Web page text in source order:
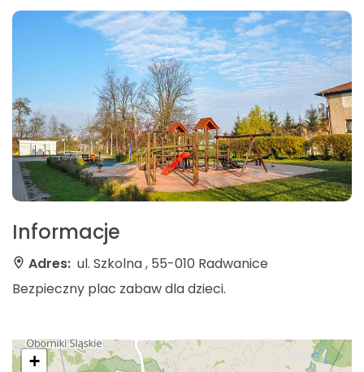
Informacje
Adres: ul. Szkolna , 55-010 Radwanice
Bezpieczny plac zabaw dla dzieci.
+